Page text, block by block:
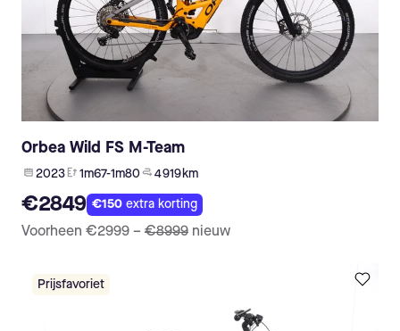
Orbea Wild FS M-Team
2023 1m67-1m80 4 919 km
€2849 €150extra korting
Voorheen €2999 – €8999 nieuw
Prijsfavoriet